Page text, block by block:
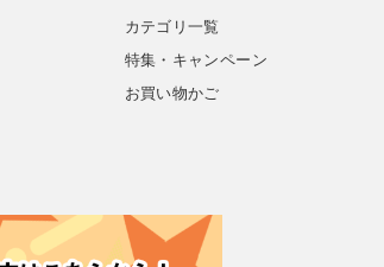
カテゴリ一覧
特集・キャンペーン
お買い物かご